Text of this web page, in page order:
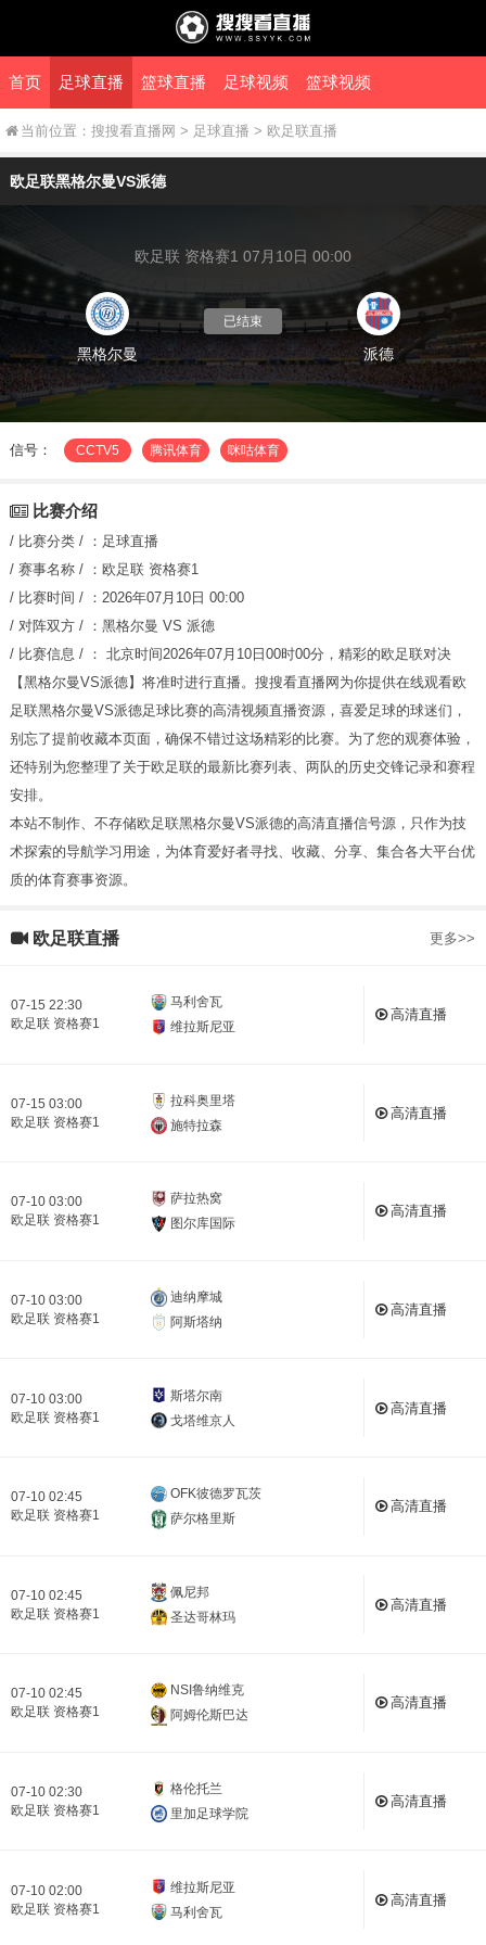
首页 足球直播 篮球直播 足球视频 篮球视频
当前位置： 搜搜看直播网 > 足球直播 > 欧足联直播
欧足联黑格尔曼VS派德
欧足联 资格赛1 07月10日 00:00
黑格尔曼
已结束
派德
信号： CCTV5 腾讯体育 咪咕体育
比赛介绍
/ 比赛分类 / ： 足球直播
/ 赛事名称 / ： 欧足联 资格赛1
/ 比赛时间 / ： 2026年07月10日 00:00
/ 对阵双方 / ： 黑格尔曼 VS 派德
/ 比赛信息 / ： 北京时间2026年07月10日00时00分，精彩的欧足联对决
【黑格尔曼VS派德】将准时进行直播。搜搜看直播网为你提供在线观看欧
足联黑格尔曼VS派德足球比赛的高清视频直播资源，喜爱足球的球迷们，
别忘了提前收藏本页面，确保不错过这场精彩的比赛。为了您的观赛体验，
还特别为您整理了关于欧足联的最新比赛列表、两队的历史交锋记录和赛程
安排。
本站不制作、不存储欧足联黑格尔曼VS派德的高清直播信号源，只作为技
术探索的导航学习用途，为体育爱好者寻找、收藏、分享、集合各大平台优
质的体育赛事资源。
欧足联直播 更多>>
07-15 22:30
欧足联 资格赛1
马利舍瓦
维拉斯尼亚
高清直播
07-15 03:00
欧足联 资格赛1
拉科奥里塔
施特拉森
高清直播
07-10 03:00
欧足联 资格赛1
萨拉热窝
图尔库国际
高清直播
07-10 03:00
欧足联 资格赛1
迪纳摩城
阿斯塔纳
高清直播
07-10 03:00
欧足联 资格赛1
斯塔尔南
戈塔维京人
高清直播
07-10 02:45
欧足联 资格赛1
OFK彼德罗瓦茨
萨尔格里斯
高清直播
07-10 02:45
欧足联 资格赛1
佩尼邦
圣达哥林玛
高清直播
07-10 02:45
欧足联 资格赛1
NSI鲁纳维克
阿姆伦斯巴达
高清直播
07-10 02:30
欧足联 资格赛1
格伦托兰
里加足球学院
高清直播
07-10 02:00
欧足联 资格赛1
维拉斯尼亚
马利舍瓦
高清直播